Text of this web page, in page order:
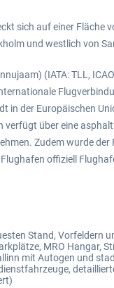
sich auf einer Fläche
und westlich von
(IATA: TLL,
in der Europäischen
über eine
Zudem wurde
offiziell
Stand, Vorfeldern
MRO Hangar,
mit Autogen und